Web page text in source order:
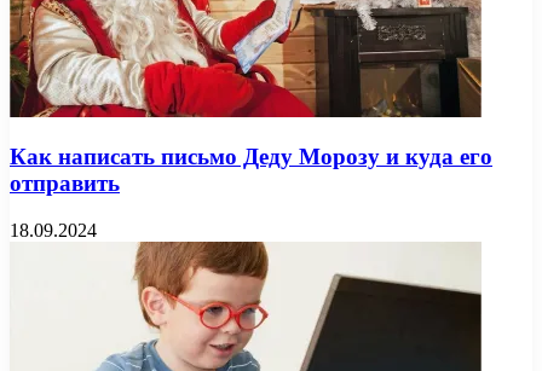
Как написать письмо Деду Морозу и куда его
отправить
18.09.2024